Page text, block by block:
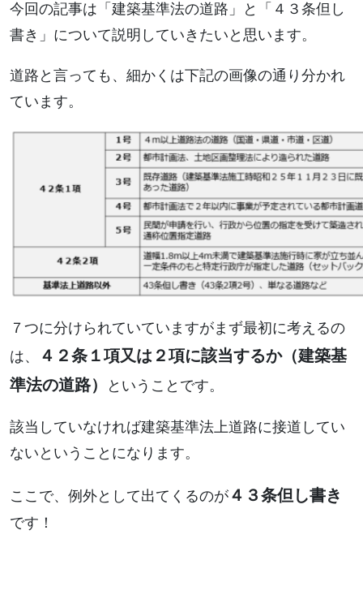
今回の記事は「建築基準法の道路」と「４３条但し
書き」について説明していきたいと思います。
道路と言っても、細かくは下記の画像の通り分かれ
ています。
７つに分けられていていますがまず最初に考えるの
は、
４２条１項又は２項に該当するか（建築基
準法の道路）
ということです。
該当していなければ建築基準法上道路に接道してい
ないということになります。
ここで、例外として出てくるのが ４３条但し書き
です！